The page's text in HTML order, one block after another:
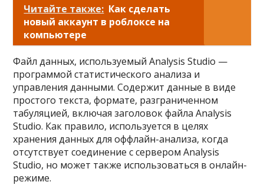
Читайте также: Как сделать
новый аккаунт в роблоксе на
компьютере
Файл данных, используемый Analysis Studio —
программой статистического анализа и
управления данными. Содержит данные в виде
простого текста, формате, разграниченном
табуляцией, включая заголовок файла Analysis
Studio. Как правило, используется в целях
хранения данных для оффлайн-анализа, когда
отсутствует соединение с сервером Analysis
Studio, но может также использоваться в онлайн-
режиме.